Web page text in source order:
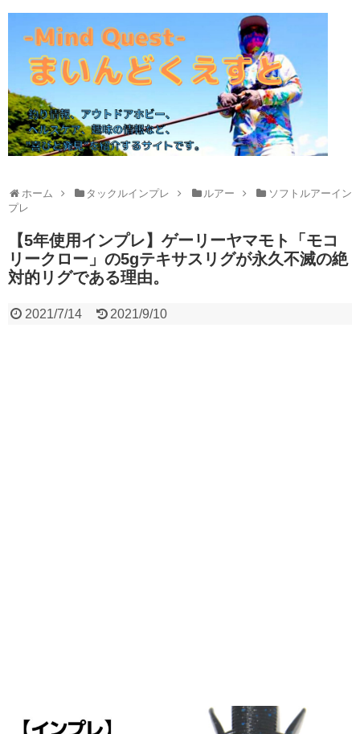
ホーム タックルインプレ ルアー
ソフトルアーイン
プレ
【5年使用インプレ】ゲーリーヤマモト「モコ
リークロー」の5gテキサスリグが永久不滅の絶
対的リグである理由。
2021/7/14 2021/9/10